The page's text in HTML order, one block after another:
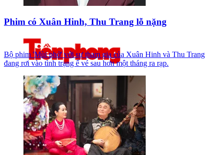
Phim có Xuân Hinh, Thu Trang lỗ nặng
Bộ phim 'Mùi phở' với sự tham gia của Xuân Hinh và Thu Trang
đang rơi vào tình trạng ế vé sau hơn một tháng ra rạp.